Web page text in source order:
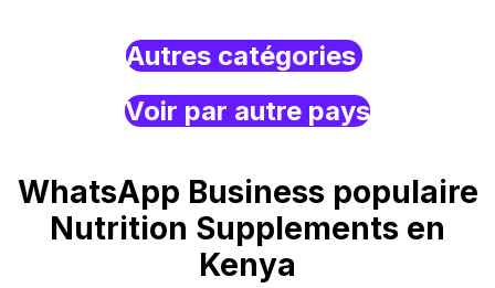
Autres catégories
Voir par autre pays
WhatsApp Business populaire
Nutrition Supplements en
Kenya